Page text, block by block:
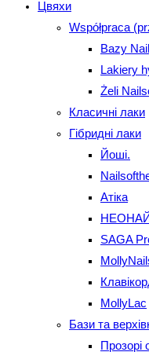
Цвяхи
Współpraca
Bazy
Lakiery
Żeli
Класичні лаки
Гібридні лаки
Йоші.
Атіка
SAGA
MollyLac
Бази та
Прозорі